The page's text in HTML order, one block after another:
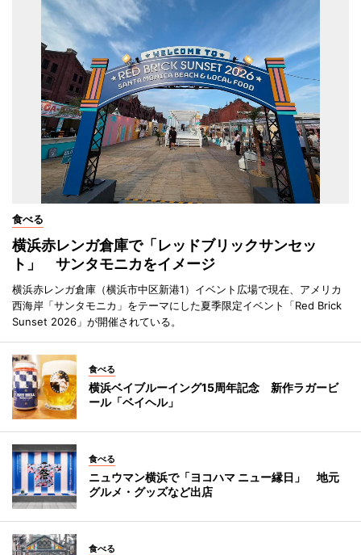
食べる
横浜赤レンガ倉庫で「レッドブリックサンセッ
ト」 サンタモニカをイメージ
横浜赤レンガ倉庫（横浜市中区新港1）イベント広場で現在、アメリカ
西海岸「サンタモニカ」をテーマにした夏季限定イベント「Red Brick
Sunset 2026」が開催されている。
食べる
横浜ベイブルーイング15周年記念 新作ラガービ
ール「ベイヘル」
食べる
ニュウマン横浜で「ヨコハマ ニュー縁日」 地元
グルメ・グッズなど出店
食べる